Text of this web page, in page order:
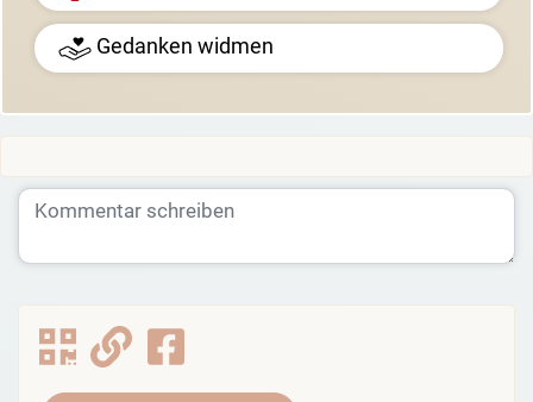
Gedanken widmen